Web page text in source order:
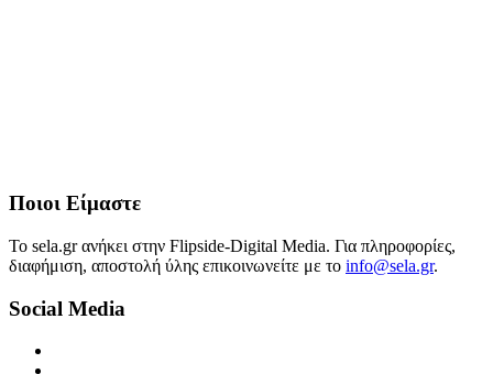
Ποιοι Είμαστε
Το sela.gr ανήκει στην Flipside-Digital Media. Για πληροφορίες,
διαφήμιση, αποστολή ύλης επικοινωνείτε με το info@sela.gr.
Social Media